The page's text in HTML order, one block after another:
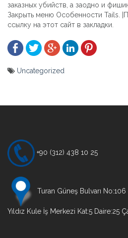
заказных убийств, а заодно и
Закрыть меню Особенности Tails.
ссылку на этот сайт в закладки.
Uncategorized
+90 (312) 438 10 25
Turan Güneş Bulvarı No:106
Yıldız Kule İş Merkezi Kat:5 Daire:25